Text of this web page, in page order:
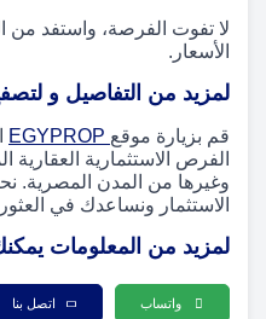
لا تفوت الفرصة، واستفد من
الأسعار.
لمزيد من التفاصيل و
قم بزيارة موقع
الفرص الاستثمارية
وغيرها من المدن المصرية.
الاستثمار ونساعدك في
لمزيد من المعلومات
واتساب اتصل بنا